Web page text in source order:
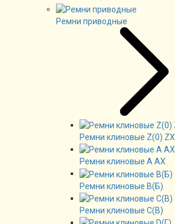
Ремни приводные
Ремни клиновые Z(0) ZX
Ремни клиновые А AX
Ремни клиновые В(Б)
Ремни клиновые C(B)